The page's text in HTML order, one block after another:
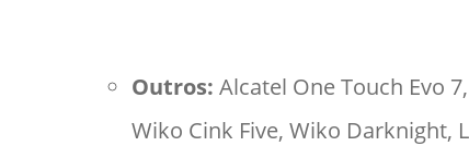
Outros: Alcatel One Touch Evo
Wiko Cink Five, Wiko Darknight,